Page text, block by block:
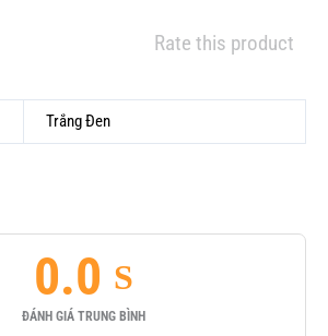
Rate this product
Trắng Đen
0.0
ĐÁNH GIÁ TRUNG BÌNH